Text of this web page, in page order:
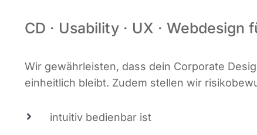
CD · Usability · UX ·
Wir gewähr­leis­ten, dass dein Cor­po­ra­te
ein­heit­lich bleibt. Zudem stel­len wir
intui­tiv bedien­bar ist